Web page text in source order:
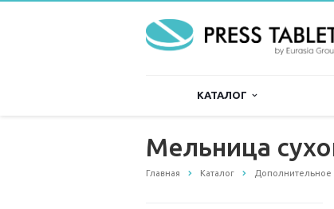
КАТАЛОГ
Мельница
Главная Каталог Дополнительное